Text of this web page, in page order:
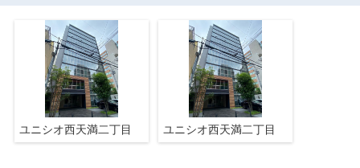
ユニシオ西天満二丁目 ユニシオ西天満二丁目